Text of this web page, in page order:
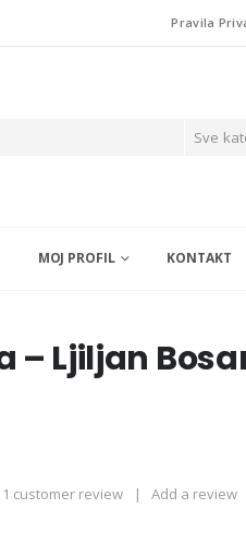
Pravila
Sve
MOJ PROFIL KONTAKT
– Ljiljan
1 customer review | Add a review